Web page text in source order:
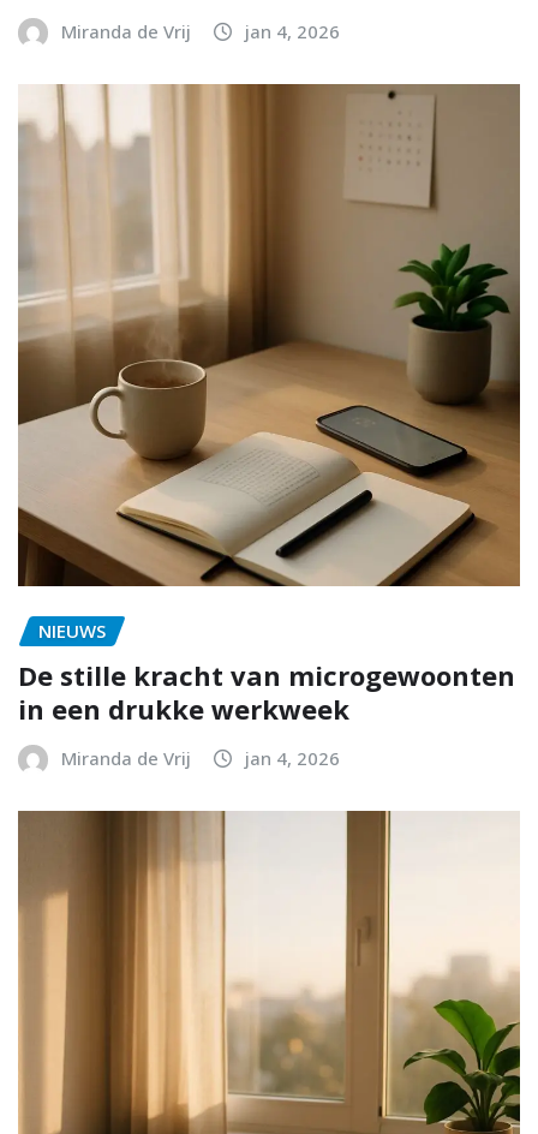
Miranda de Vrij jan 4, 2026
NIEUWS
De stille kracht van microgewoonten
in een drukke werkweek
Miranda de Vrij jan 4, 2026